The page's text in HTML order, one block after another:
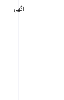
آگهی